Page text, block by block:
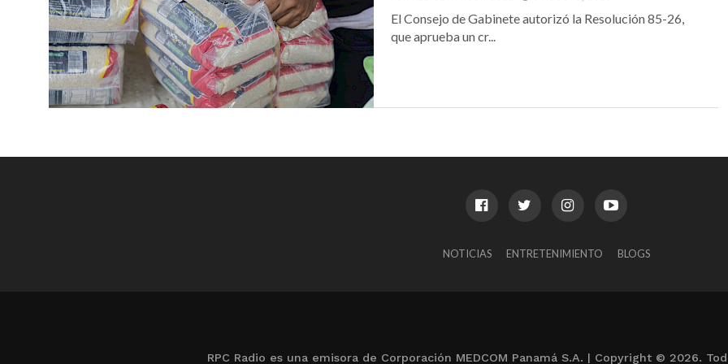
El Consejo de Gabinete autorizó la Resolución 85-26,
que aprueba un cr...
NOTICIAS ENTRETENIMIENTO BLOGS
RPC Radio es una emisora de Corporación MEDCOM Panamá S.A. | Copyright © 2026.